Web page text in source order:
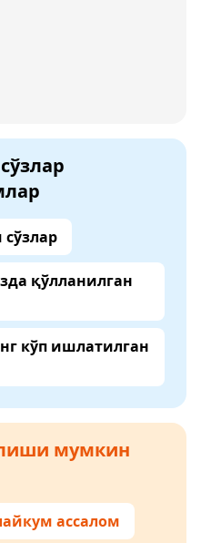
қўлланилган
кўп ишлатилган
мумкин
ассалом